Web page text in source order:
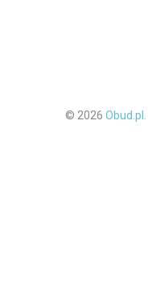
© 2026 Obud.pl.